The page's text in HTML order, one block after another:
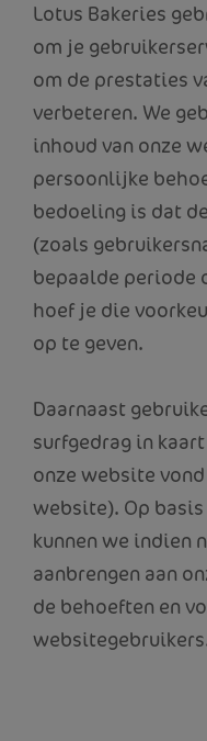
Lotus Bakeries
om je
om de prestaties
verbeteren. We
inhoud van onze
persoonlijke
bedoeling is dat
(zoals
bepaalde periode
hoef je die
op te geven.
Daarnaast
surfgedrag in
onze website
website). Op
kunnen we indien
aanbrengen aan
de behoeften en